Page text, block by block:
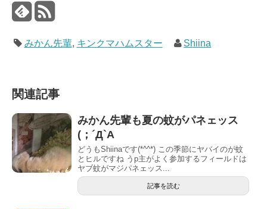
みかん先輩, キンクマハムスター Shiina
関連記事
みかん先輩も夏の蚊がパネェッス
(；´Д`A
どうもShiinaです(*^^*) この季節にヤバイのが蚊
とヒルですね︎ うp主がよく参加するフィールドは
ヤブ蚊がマジパネェッス...
記事を読む